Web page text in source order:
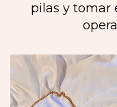
pilas y tomar